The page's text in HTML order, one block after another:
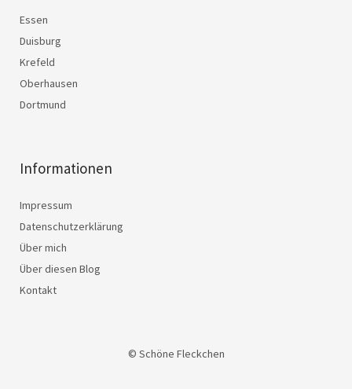
Essen
Duisburg
Krefeld
Oberhausen
Dortmund
Informationen
Impressum
Datenschutzerklärung
Über mich
Über diesen Blog
Kontakt
© Schöne Fleckchen